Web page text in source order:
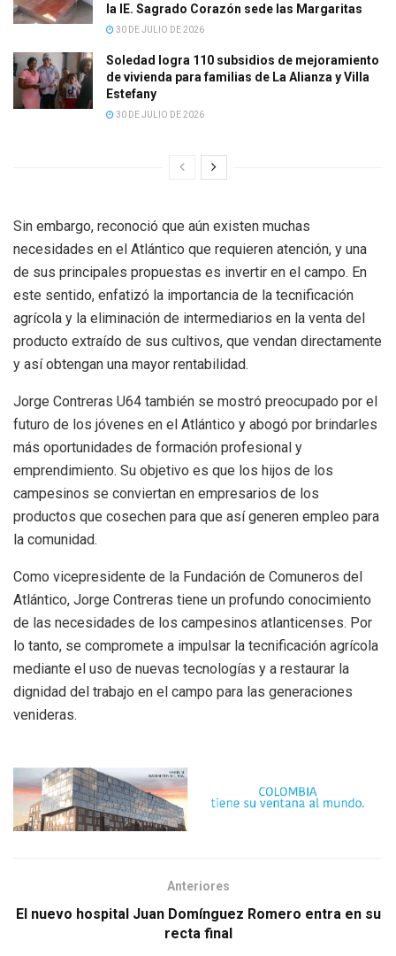
la IE. Sagrado Corazón sede las Margaritas
30 DE JULIO DE 2026
Soledad logra 110 subsidios de mejoramiento
de vivienda para familias de La Alianza y Villa
Estefany
30 DE JULIO DE 2026
Sin embargo, reconoció que aún existen muchas
necesidades en el Atlántico que requieren atención, y una
de sus principales propuestas es invertir en el campo. En
este sentido, enfatizó la importancia de la tecnificación
agrícola y la eliminación de intermediarios en la venta del
producto extraído de sus cultivos, que vendan directamente
y así obtengan una mayor rentabilidad.
Jorge Contreras U64 también se mostró preocupado por el
futuro de los jóvenes en el Atlántico y abogó por brindarles
más oportunidades de formación profesional y
emprendimiento. Su objetivo es que los hijos de los
campesinos se conviertan en empresarios de los
productos que cosechen para que así generen empleo para
la comunidad.
Como vicepresidente de la Fundación de Comuneros del
Atlántico, Jorge Contreras tiene un profundo conocimiento
de las necesidades de los campesinos atlanticenses. Por
lo tanto, se compromete a impulsar la tecnificación agrícola
mediante el uso de nuevas tecnologías y a restaurar la
dignidad del trabajo en el campo para las generaciones
venideras.
Anteriores
El nuevo hospital Juan Domínguez Romero entra en su
recta final